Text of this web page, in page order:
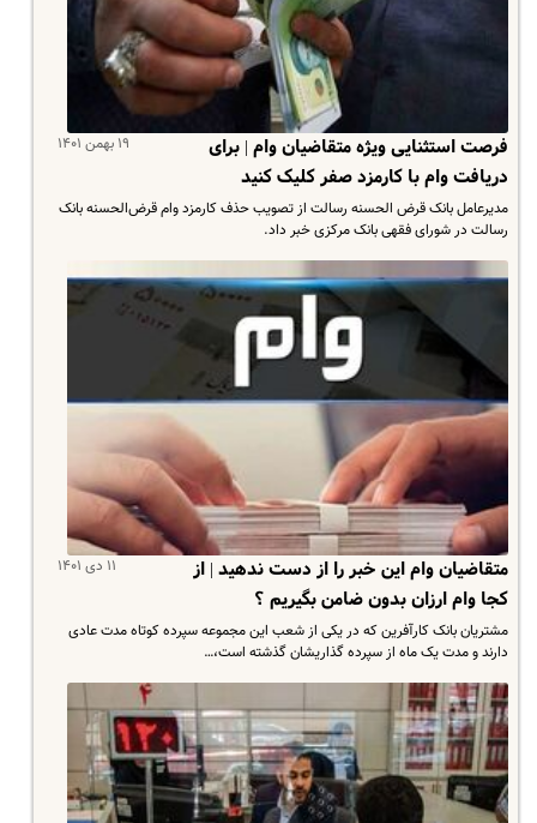
۱۹ بهمن ۱۴۰۱
فرصت استثنایی ویژه متقاضیان وام | برای
دریافت وام با کارمزد صفر کلیک کنید
مدیرعامل بانک قرض الحسنه رسالت از تصویب حذف کارمزد وام قرض‌الحسنه بانک
رسالت در شورای فقهی بانک مرکزی خبر داد.
۱۱ دی ۱۴۰۱
متقاضیان وام این خبر را از دست ندهید | از
کجا وام ارزان بدون ضامن بگیریم ؟
مشتریان بانک کارآفرین که در یکی از شعب این مجموعه سپرده کوتاه مدت عادی
دارند و مدت یک ماه از سپرده گذاریشان گذشته است،…